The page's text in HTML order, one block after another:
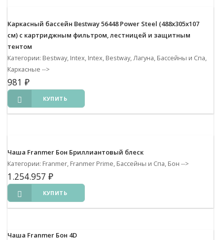
Каркасный бассейн Bestway 56448 Power Steel (488х305х107
см) с картриджным фильтром, лестницей и защитным
тентом
Категории: Bestway, Intex, Intex, Bestway, Лагуна, Бассейны и Спа,
Каркасные -->
981 ₽
КУПИТЬ
Чаша Franmer Бон Бриллиантовый блеск
Категории: Franmer, Franmer Prime, Бассейны и Спа, Бон -->
1.254.957 ₽
КУПИТЬ
Чаша Franmer Бон 4D